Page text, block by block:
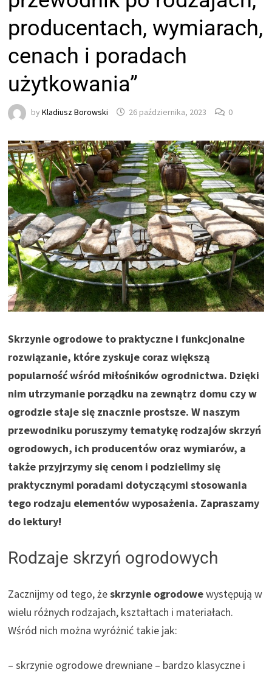
producentach, wymiarach,
cenach i poradach
użytkowania”
byKladiusz Borowski 26 października, 2023 0
Skrzynie ogrodowe to praktyczne i funkcjonalne
rozwiązanie, które zyskuje coraz większą
popularność wśród miłośników ogrodnictwa. Dzięki
nim utrzymanie porządku na zewnątrz domu czy w
ogrodzie staje się znacznie prostsze. W naszym
przewodniku poruszymy tematykę rodzajów skrzyń
ogrodowych, ich producentów oraz wymiarów, a
także przyjrzymy się cenom i podzielimy się
praktycznymi poradami dotyczącymi stosowania
tego rodzaju elementów wyposażenia. Zapraszamy
do lektury!
Rodzaje skrzyń ogrodowych
Zacznijmy od tego, żeskrzynie ogrodowewystępują w
wielu różnych rodzajach, kształtach i materiałach.
Wśród nich można wyróżnić takie jak:
– skrzynie ogrodowe drewniane – bardzo klasyczne i